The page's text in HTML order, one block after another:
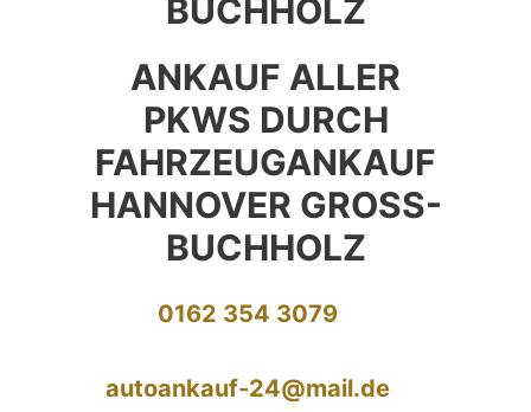
UCHHOLZ
ANKAUF ALLER
PKWS DURCH
FAHRZEUGANKAUF
HANNOVER GROSS-B
UCHHOLZ
0162 354 3079
autoankauf-24@mail.de